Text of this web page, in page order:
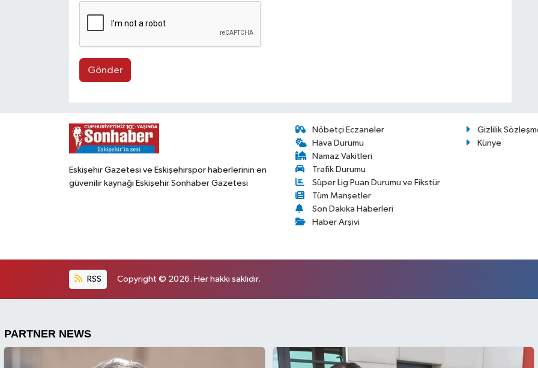
Gönder
Eskişehir Gazetesi ve Eskişehirspor haberlerinin en
güvenilir kaynağı Eskişehir Sonhaber Gazetesi
Nöbetçi Eczaneler
Hava Durumu
Namaz Vakitleri
Trafik Durumu
Süper Lig Puan Durumu ve Fikstür
Tüm Manşetler
Son Dakika Haberleri
Haber Arşivi
Gizlilik
Künye
RSS Copyright © 2026. Her hakkı saklıdır.